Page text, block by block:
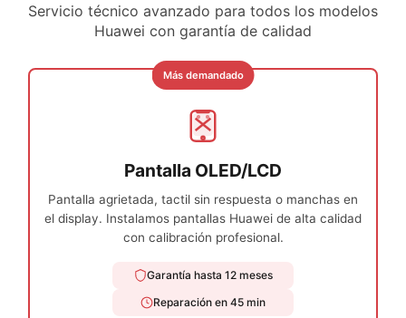
recomiendo al 100 % y volvería si
necesitara otra reparación.
★ ★★★★
Excelente trabajo, en lo personal mi
hora mi celular ya estaba listo y
funcionando perfectamente, me atendió
Andrés y en todo momento fue muy
★★
que no me cargaba, me ha atendido
Andrés de forma increíble y en menos de
1h me lo has cambiado y ya funciona
algo, volveré.
Servicio técnico avanzado para todos los modelos
Huawei con garantía de calidad
Más demandado
Pantalla OLED/LCD
Pantalla agrietada, tactil sin respuesta o manchas en
el display. Instalamos pantallas Huawei de alta calidad
con calibración profesional.
Garantía hasta 12 meses
Reparación en 45 min